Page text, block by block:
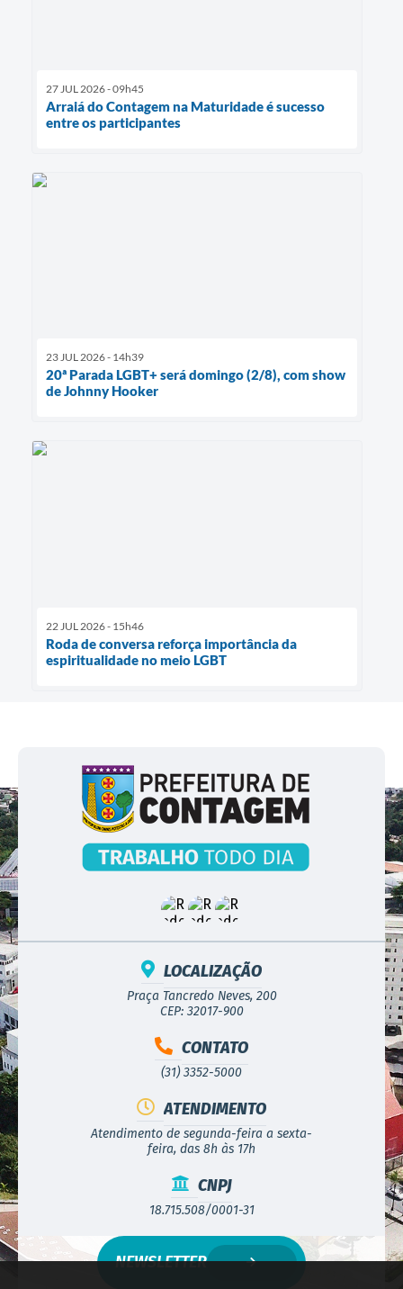
27 JUL 2026 - 09h45
Arraiá do Contagem na Maturidade é sucesso
entre os participantes
23 JUL 2026 - 14h39
20ª Parada LGBT+ será domingo (2/8), com show
de Johnny Hooker
22 JUL 2026 - 15h46
Roda de conversa reforça importância da
espiritualidade no meio LGBT
LOCALIZAÇÃO
Praça Tancredo Neves, 200
CEP: 32017-900
CONTATO
(31) 3352-5000
ATENDIMENTO
Atendimento de segunda-feira a sexta-
feira, das 8h às 17h
CNPJ
18.715.508/0001-31
NEWSLETTER